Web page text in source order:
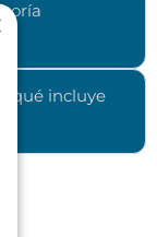
qué incluye